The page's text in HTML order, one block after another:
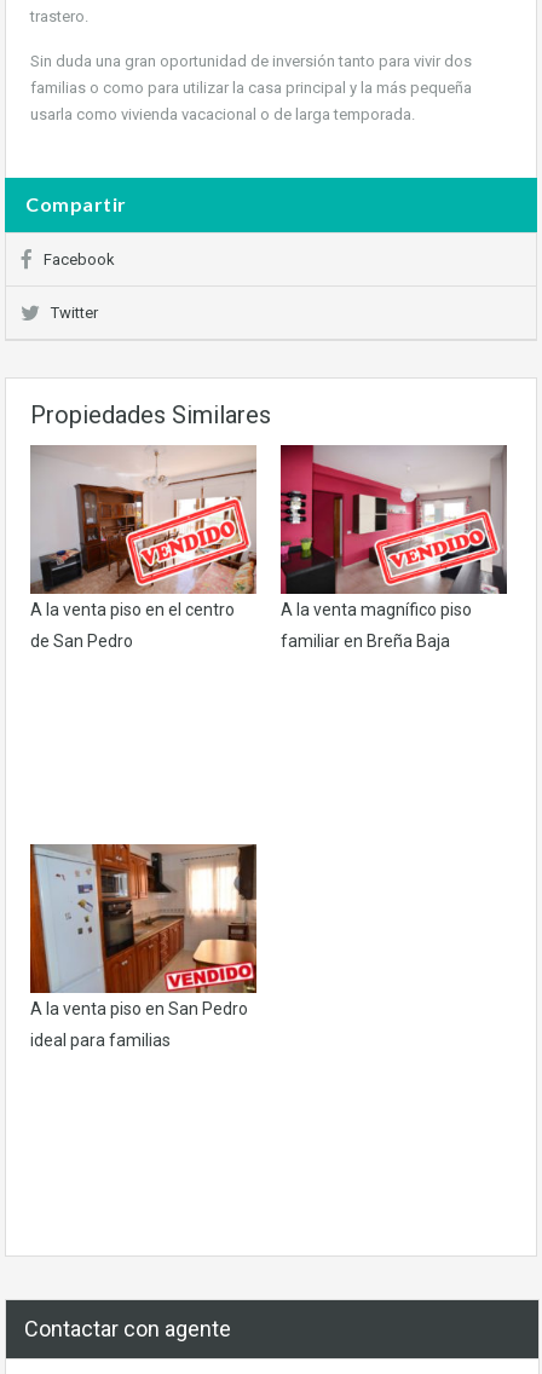
trastero.
Sin duda una gran oportunidad de inversión tanto para vivir dos
familias o como para utilizar la casa principal y la más pequeña
usarla como vivienda vacacional o de larga temporada.
Compartir
Facebook
Twitter
Propiedades Similares
A la venta piso en el centro
de San Pedro
A la venta magnífico piso
familiar en Breña Baja
A la venta piso en San Pedro
ideal para familias
Contactar con agente